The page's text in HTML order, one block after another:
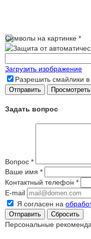
Символы на картинке *
Загрузить изображение
Разрешить смайлики
Задать вопрос
Вопрос *
Ваше имя *
Контактный телефон *
E-mail
Я согласен на
Сбросить
Персональные